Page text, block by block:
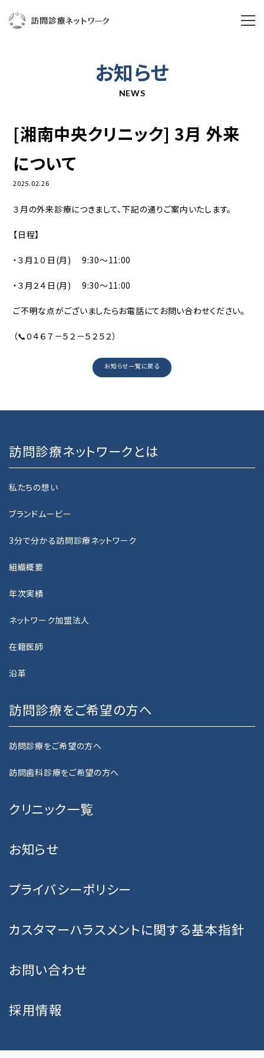
訪問診療ネットワークとは
ブランドムービー
組織概要
年次実績
在籍医師
沿革
訪問歯科診療をご希望の方へ
CLINIC SEARCH
お知らせ
プライバシーポリシー
カスタマーハラスメントに関する基本指針
CONTACT
お問い合わせ
採用情報
お知らせ
NEWS
[湘南中央クリニック] 3月 外来
について
2025.02.26
３月の外来診療につきまして、下記の通りご案内いたします。
【日程】
・３月１０日(月) 9:30～11:00
・３月２４日(月) 9:30～11:00
ご不明な点がございましたらお電話にてお問い合わせください。
（📞０４６７－５２－５２５２）
お知らせ一覧に戻る
訪問診療ネットワークとは
私たちの想い
ブランドムービー
3分で分かる訪問診療ネットワーク
組織概要
年次実績
ネットワーク加盟法人
在籍医師
沿革
訪問診療をご希望の方へ
訪問診療をご希望の方へ
訪問歯科診療をご希望の方へ
クリニック一覧
お知らせ
プライバシーポリシー
カスタマーハラスメントに関する基本指針
お問い合わせ
採用情報